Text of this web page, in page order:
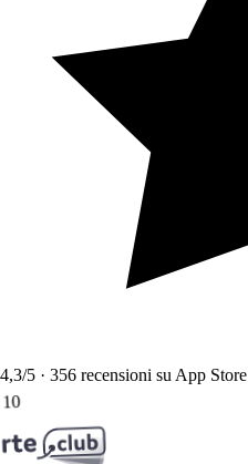
4,3/5 · 356 recensioni su App Store
10